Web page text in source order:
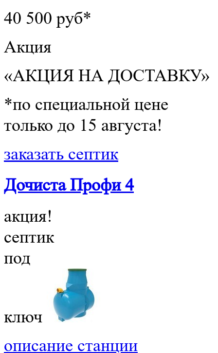
40 500 руб*
Акция
«АКЦИЯ НА ДОСТАВКУ»
*по специальной цене
только до 15 августа!
заказать септик
Дочиста Профи 4
акция!
септик
под
ключ
описание станции